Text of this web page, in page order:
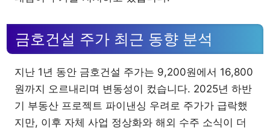
금호건설 주가 최근 동향 분석
지난 1년 동안 금호건설 주가는 9,200원에서 16,800
원까지 오르내리며 변동성이 컸습니다. 2025년 하반
기 부동산 프로젝트 파이낸싱 우려로 주가가 급락했
지만, 이후 자체 사업 정상화와 해외 수주 소식이 더